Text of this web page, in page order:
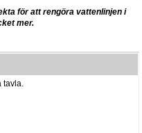
för att rengöra vattenlinjen i
mer.
tavla.